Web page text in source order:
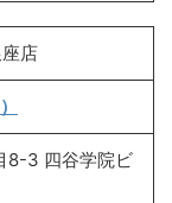
店
8-3 四谷学院ビ